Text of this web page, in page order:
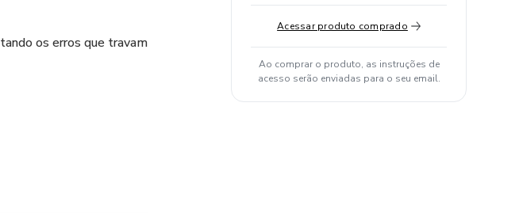
os erros que travam
para quem já
Acessar produto comprado
Ao comprar o produto, as instruções de
acesso serão enviadas para o seu email.